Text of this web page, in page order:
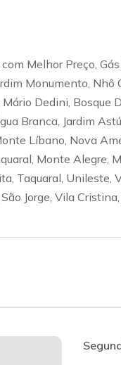
Melhor Preço,
Monumento, Nhô
Dedini,
Branca, Jardim
Líbano, Nova
Monte Alegre,
Taquaral,
Jorge, Vila